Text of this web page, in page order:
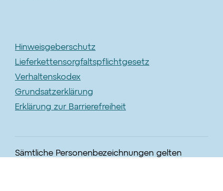
Hinweisgeberschutz
Lieferkettensorgfaltspflichtgesetz
Verhaltenskodex
Grundsatzerklärung
Erklärung zur Barrierefreiheit
Sämtliche Personenbezeichnungen gelten